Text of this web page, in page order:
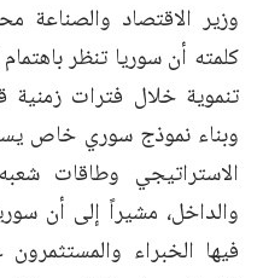
وزير الاقتصاد
كلمته أن سوريا تنظر
تنموية خلال فترات زمنية
وبناء نموذج سوري خاص
الاستراتيجي وطاقات
والداخل، مشيراً إلى أن
فيها الخبراء